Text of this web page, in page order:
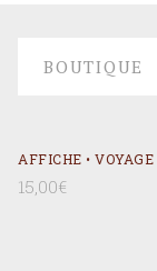
BOUTIQUE
AFFICHE •
15,00€